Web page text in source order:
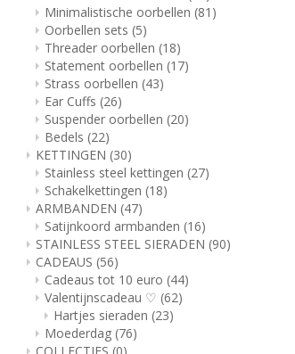
Minimalistische oorbellen (81)
Oorbellen sets (5)
Threader oorbellen (18)
Statement oorbellen (17)
Strass oorbellen (43)
Ear Cuffs (26)
Suspender oorbellen (20)
Bedels (22)
KETTINGEN (30)
Stainless steel kettingen (27)
Schakelkettingen (18)
ARMBANDEN (47)
Satijnkoord armbanden (16)
STAINLESS STEEL SIERADEN (90)
CADEAUS (56)
Cadeaus tot 10 euro (44)
Valentijnscadeau ♡ (62)
Hartjes sieraden (23)
Moederdag (76)